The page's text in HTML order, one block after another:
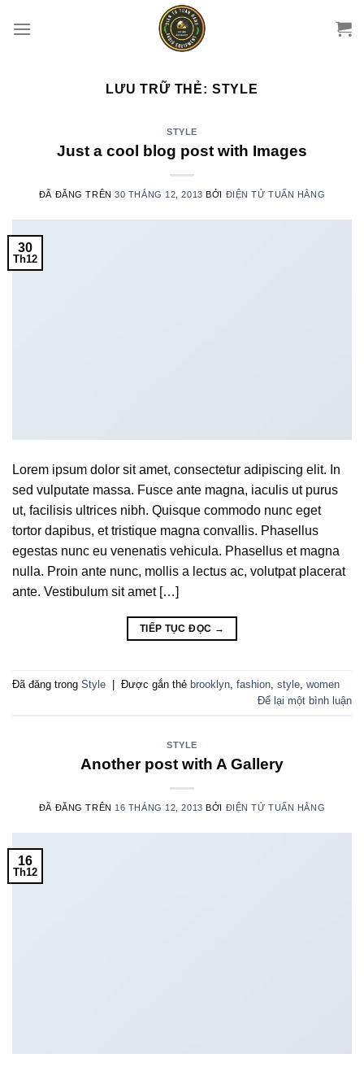
đến
LƯU TRỮ THẺ: STYLE
STYLE
Just a cool blog post with Images
ĐÃ ĐĂNG TRÊN30 THÁNG 12, 2013 BỞI ĐIỆN TỬ TUẤN HẰNG
30
Th12
Lorem ipsum dolor sit amet, consectetur adipiscing elit. In
sed vulputate massa. Fusce ante magna, iaculis ut purus
ut, facilisis ultrices nibh. Quisque commodo nunc eget
tortor dapibus, et tristique magna convallis. Phasellus
egestas nunc eu venenatis vehicula. Phasellus et magna
nulla. Proin ante nunc, mollis a lectus ac, volutpat placerat
ante. Vestibulum sit amet […]
TIẾP TỤC ĐỌC →
Đã đăng trong Style | Được gắn thẻ brooklyn fashion style women
Để lại một bình luận
STYLE
Another post with A Gallery
ĐÃ ĐĂNG TRÊN 16 THÁNG 12, 2013 BỞI ĐIỆN TỬ TUẤN HẰNG
16
Th12